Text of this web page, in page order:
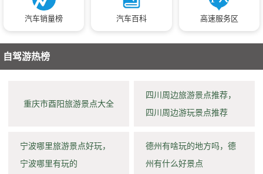
汽车销量榜 汽车百科 高速服务区
自驾游热榜
重庆市酉阳旅游景点大全
四川周边旅游景点推荐，
四川周边游玩景点推荐
宁波哪里旅游景点好玩，
宁波哪里有玩的
德州有啥玩的地方吗，德
州有什么好景点